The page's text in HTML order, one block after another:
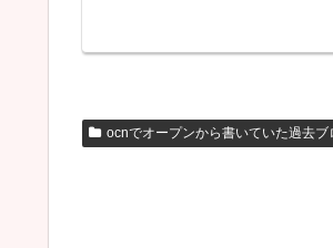
ocnでオープンから書いていた過去ブ